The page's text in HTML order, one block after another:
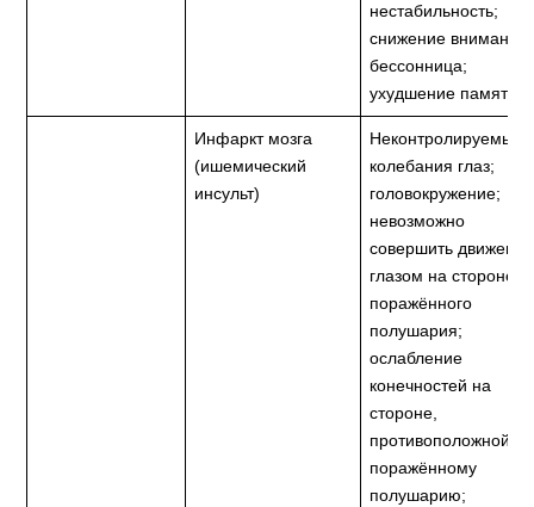
нестабильность;
снижение внимания;
бессонница;
ухудшение памяти.
Инфаркт мозга
(ишемический
инсульт)
Неконтролируемые
колебания глаз;
головокружение;
невозможно
совершить движение
глазом на стороне
поражённого
полушария;
ослабление
конечностей на
стороне,
противоположной
поражённому
полушарию;